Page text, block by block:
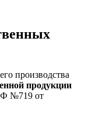
производства
продукции
№719 от